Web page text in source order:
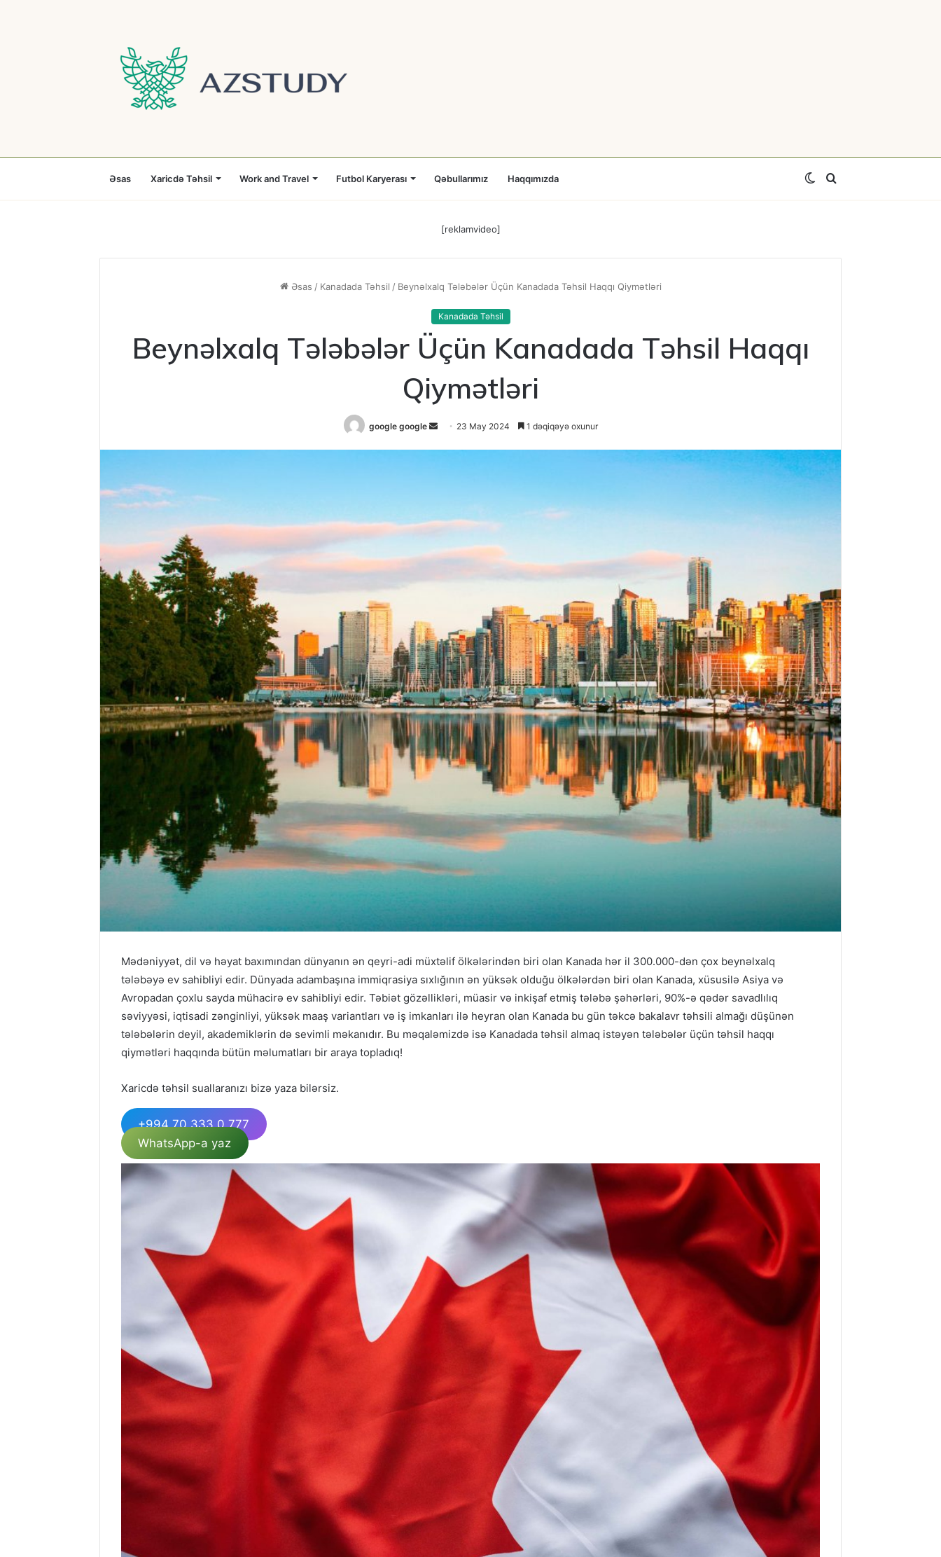
Əsas Xaricdə Təhsil Work and Travel Futbol Karyerası Qəbullarımız Haqqımızda Axtar
Switch
[reklamvideo]
Əsas / Kanadada Təhsil / Beynəlxalq Tələbələr Üçün Kanadada Təhsil Haqqı Qiymətləri
Kanadada Təhsil
Beynəlxalq Tələbələr Üçün Kanadada Təhsil Haqqı
Qiymətləri
google google
Send 23 May 2024 1 dəqiqəyə oxunur
Mədəniyyət, dil və həyat baxımından dünyanın ən qeyri-adi müxtəlif ölkələrindən biri olan Kanada hər il 300.000-dən çox beynəlxalq
tələbəyə ev sahibliyi edir. Dünyada adambaşına immiqrasiya sıxlığının ən yüksək olduğu ölkələrdən biri olan Kanada, xüsusilə Asiya və
Avropadan çoxlu sayda mühacirə ev sahibliyi edir. Təbiət gözəllikləri, müasir və inkişaf etmiş tələbə şəhərləri, 90%-ə qədər savadlılıq
səviyyəsi, iqtisadi zənginliyi, yüksək maaş variantları və iş imkanları ilə heyran olan Kanada bu gün təkcə bakalavr təhsili almağı düşünən
tələbələrin deyil, akademiklərin də sevimli məkanıdır. Bu məqaləmizdə isə Kanadada təhsil almaq istəyən tələbələr üçün təhsil haqqı
qiymətləri haqqında bütün məlumatları bir araya topladıq!
Xaricdə təhsil suallaranızı bizə yaza bilərsiz.
+994 70 333 0 777
WhatsApp-a yaz